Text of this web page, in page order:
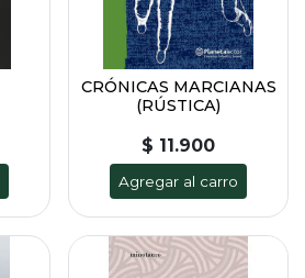
CRÓNICAS MARCIANAS
(RÚSTICA)
$ 11.900
Agregar al carro